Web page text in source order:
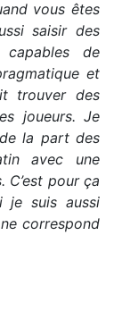
vous êtes
saisir des
de
et
trouver des
joueurs. Je
la part des
avec une
C’est pour ça
je suis aussi
correspond